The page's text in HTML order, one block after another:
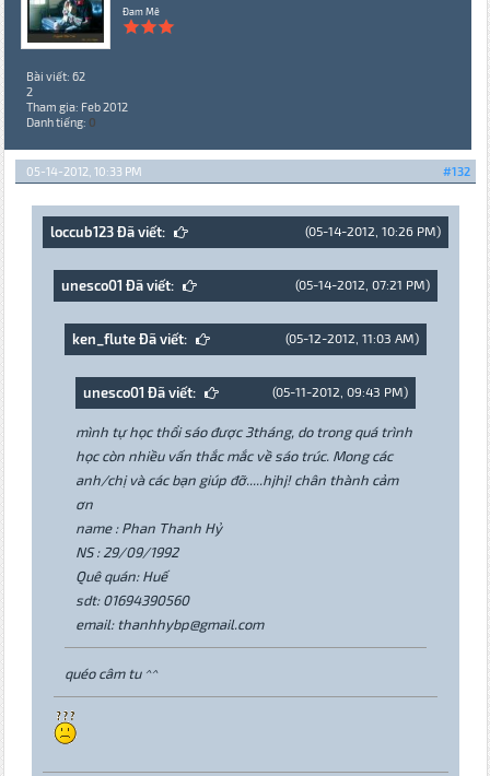
Đam Mê
Bài viết: 62
2
Tham gia: Feb 2012
Danh tiếng: 0
#132
05-14-2012, 10:33 PM
(05-14-2012, 10:26 PM)
loccub123 Đã viết:
(05-14-2012, 07:21 PM)
unesco01 Đã viết:
(05-12-2012, 11:03 AM)
ken_flute Đã viết:
(05-11-2012, 09:43 PM)
unesco01 Đã viết:
mình tự học thổi sáo được 3tháng, do trong quá trình
học còn nhiều vấn thắc mắc về sáo trúc. Mong các
anh/chị và các bạn giúp đỡ.....hjhj! chân thành cảm
ơn
name : Phan Thanh Hỷ
NS : 29/09/1992
Quê quán: Huế
sdt: 01694390560
email: thanhhybp@gmail.com
quéo câm tu ^^